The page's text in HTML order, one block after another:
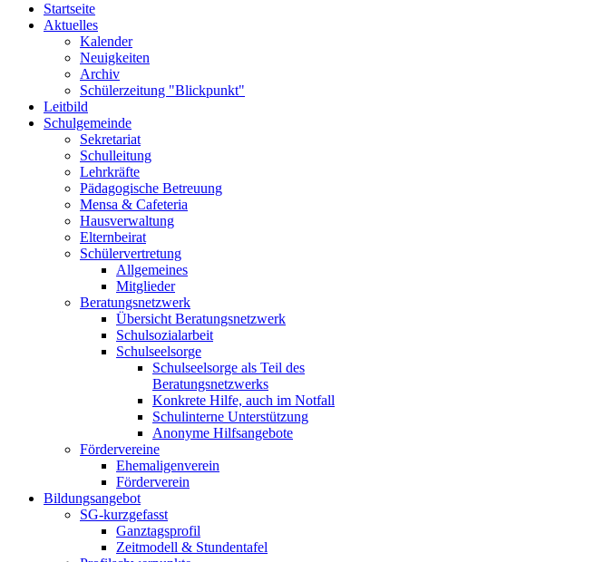
Startseite
Aktuelles
Kalender
Neuigkeiten
Archiv
Schülerzeitung "Blickpunkt"
Leitbild
Schulgemeinde
Sekretariat
Schulleitung
Lehrkräfte
Pädagogische Betreuung
Mensa & Cafeteria
Hausverwaltung
Elternbeirat
Schülervertretung
Allgemeines
Mitglieder
Beratungsnetzwerk
Übersicht Beratungsnetzwerk
Schulsozialarbeit
Schulseelsorge
Schulseelsorge als Teil des
Beratungsnetzwerks
Konkrete Hilfe, auch im Notfall
Schulinterne Unterstützung
Anonyme Hilfsangebote
Fördervereine
Ehemaligenverein
Förderverein
Bildungsangebot
SG-kurzgefasst
Ganztagsprofil
Zeitmodell & Stundentafel